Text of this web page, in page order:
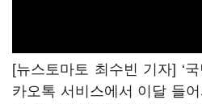
[뉴스토마토 최수빈 기자] ‘
카오톡 서비스에서 이달 들